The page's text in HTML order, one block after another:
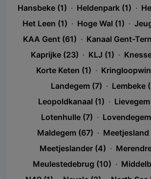
Hansbeke (1) · Heldenpark (1) ·
Het Leen (1) · Hoge Wal (1) ·
KAA Gent (61) · Kanaal Gent-
Kaprijke (23) · KLJ (1) ·
Korte Keten (1) ·
Landegem (7) · Lembeke
Leopoldkanaal (1) ·
Lotenhulle (7) ·
Maldegem (67) ·
Meetjeslander (4) ·
Meulestedebrug (10) ·